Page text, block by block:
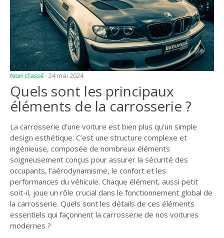
Non classé · 24 mai 2024
Quels sont les principaux
éléments de la carrosserie ?
La carrosserie d’une voiture est bien plus qu’un simple
design esthétique. C’est une structure complexe et
ingénieuse, composée de nombreux éléments
soigneusement conçus pour assurer la sécurité des
occupants, l’aérodynamisme, le confort et les
performances du véhicule. Chaque élément, aussi petit
soit-il, joue un rôle crucial dans le fonctionnement global de
la carrosserie. Quels sont les détails de ces éléments
essentiels qui façonnent la carrosserie de nos voitures
modernes ?